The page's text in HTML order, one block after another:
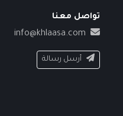
تواصل معنا
info@khlaasa.com
أرسل رسالة